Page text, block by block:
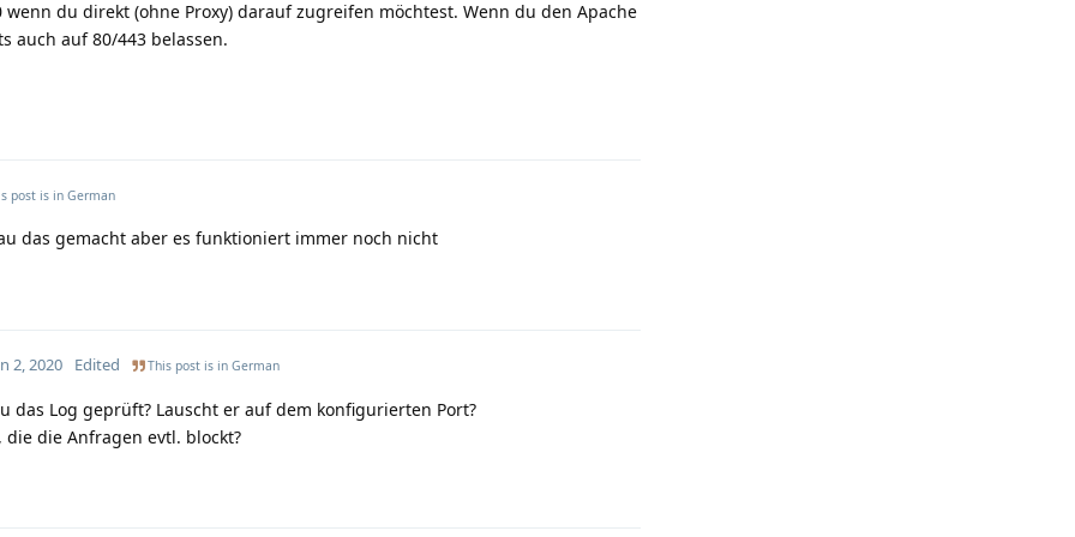
du direkt (ohne Proxy) darauf zugreifen möchtest. Wenn du den Apache
auch auf 80/443 belassen.
post is in German
das gemacht aber es funktioniert immer noch nicht
2, 2020 Edited This post is in German
das Log geprüft? Lauscht er auf dem konfigurierten Port?
die Anfragen evtl. blockt?